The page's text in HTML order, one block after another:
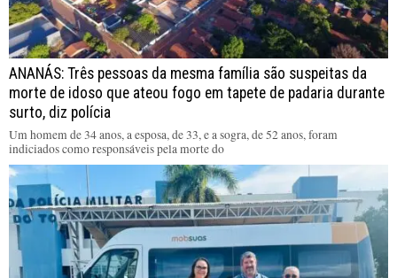
ANANÁS: Três pessoas da mesma família são suspeitas da
morte de idoso que ateou fogo em tapete de padaria durante
surto, diz polícia
Um homem de 34 anos, a esposa, de 33, e a sogra, de 52 anos, foram
indiciados como responsáveis pela morte do